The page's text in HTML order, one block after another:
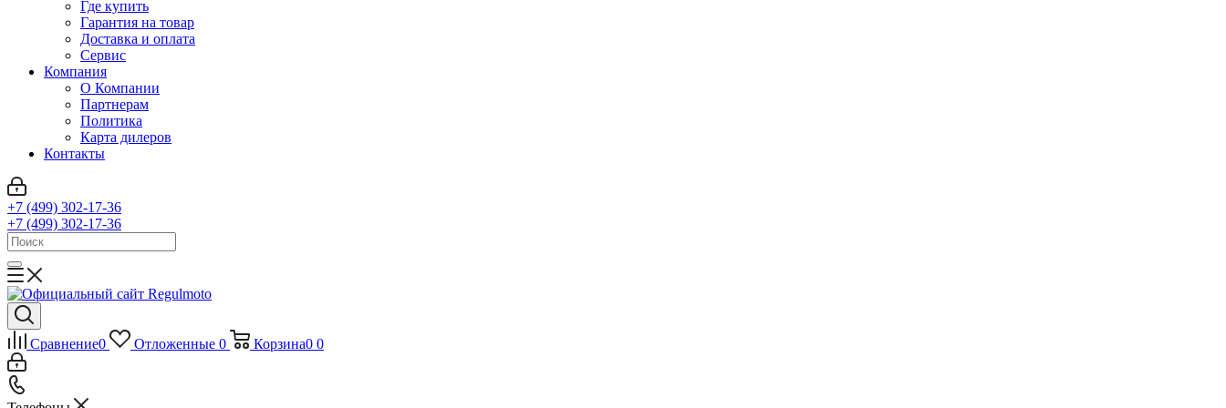
Где купить
Гарантия на товар
Доставка и оплата
Сервис
Компания
О Компании
Партнерам
Политика
Карта дилеров
Контакты
+7 (499) 302-17-36
+7 (499) 302-17-36
Сравнение0 Отложенные 0 Корзина0 0